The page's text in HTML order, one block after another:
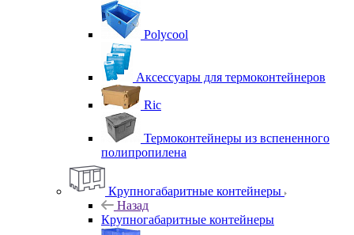
Polycool
Аксессуары для термоконтейнеров
Ric
Термоконтейнеры из вспененного
полипропилена
Крупногабаритные контейнеры
Назад
Крупногабаритные контейнеры